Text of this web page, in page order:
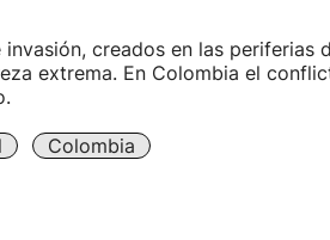
creados en las periferias
extrema. En Colombia el
Colombia